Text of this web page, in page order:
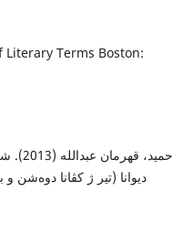
Literary Terms Boston:
حمید،
دیوانا (تیر ژ كڤانا دوه‌شن